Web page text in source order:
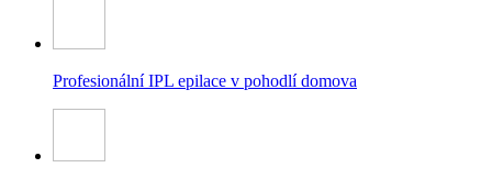
Profesionální IPL epilace v pohodlí domova